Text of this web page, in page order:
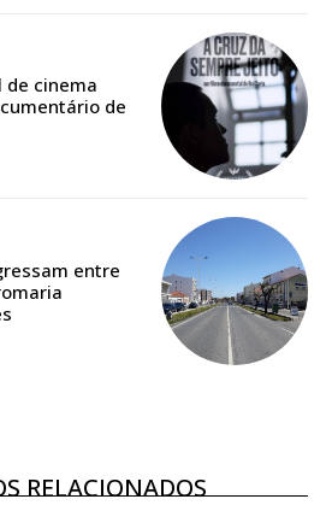
online
Exclusivos para
de cinema
de
entre
RELACIONADOS